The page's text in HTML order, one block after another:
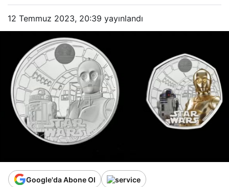
12 Temmuz 2023, 20:39 yayınlandı
Google'da Abone Ol